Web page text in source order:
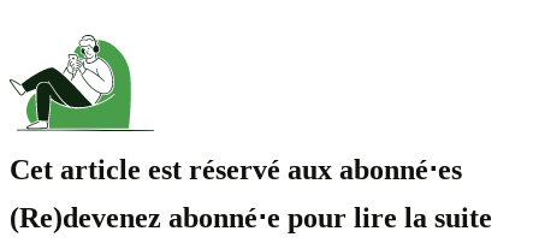
Cet article est réservé aux abonné⋅es
(Re)devenez abonné⋅e pour lire la suite